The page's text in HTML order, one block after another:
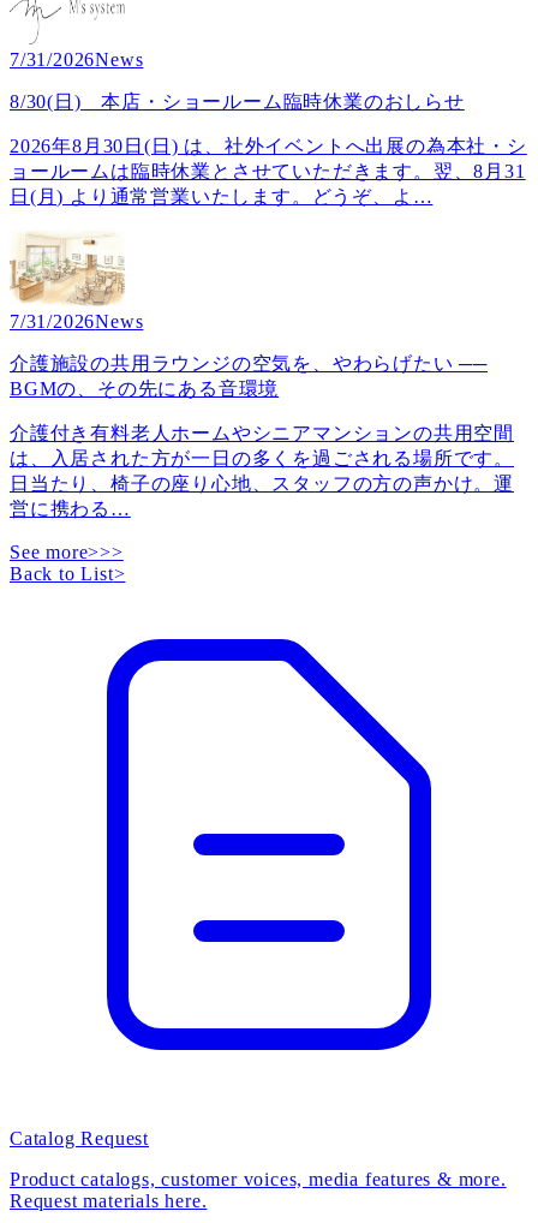
7/31/2026News
8/30(日) 本店・ショールーム臨時休業のおしらせ
2026年8月30日(日) は、社外イベントへ出展の為本社・シ
ョールームは臨時休業とさせていただきます。翌、8月31
日(月) より通常営業いたします。どうぞ、よ …
7/31/2026News
介護施設の共用ラウンジの空気を、やわらげたい ──
BGMの、その先にある音環境
介護付き有料老人ホームやシニアマンションの共用空間
は、入居された方が一日の多くを過ごされる場所です。
日当たり、椅子の座り心地、スタッフの方の声かけ。運
営に携わる …
See more>>>
Back to List>
Catalog Request
Product catalogs, customer voices, media features & more.
Request materials here.